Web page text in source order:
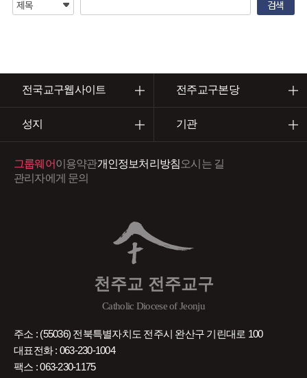
전국교구웹사이트 전주교구본당
성지 기관
천주교 전주교구
Catholic Diocese of Jeonju
그룹웨어이용약관개인정보처리방침오시는 길
관리자에게 문의
주소 : (55036) 전북특별자치도 전주시 완산구 기린대로 100
대표전화 : 063-230-1004
팩스 : 063-230-1175